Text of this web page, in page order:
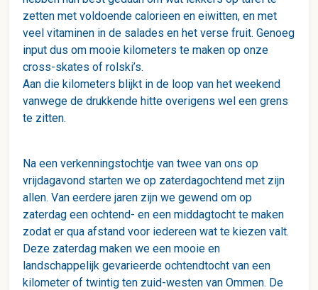
zetten met voldoende calorieen en eiwitten, en met
veel vitaminen in de salades en het verse fruit. Genoeg
input dus om mooie kilometers te maken op onze
cross-skates of rolski’s.
Aan die kilometers blijkt in de loop van het weekend
vanwege de drukkende hitte overigens wel een grens
te zitten.
Na een verkenningstochtje van twee van ons op
vrijdagavond starten we op zaterdagochtend met zijn
allen. Van eerdere jaren zijn we gewend om op
zaterdag een ochtend- en een middagtocht te maken
zodat er qua afstand voor iedereen wat te kiezen valt.
Deze zaterdag maken we een mooie en
landschappelijk gevarieerde ochtendtocht van een
kilometer of twintig ten zuid-westen van Ommen. De